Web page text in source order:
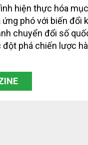
hiện thực hóa
ứng phó với biến đổi
chuyển đổi số
phá chiến lược
đẩy quá trình cải
chuỗi cung ứng và